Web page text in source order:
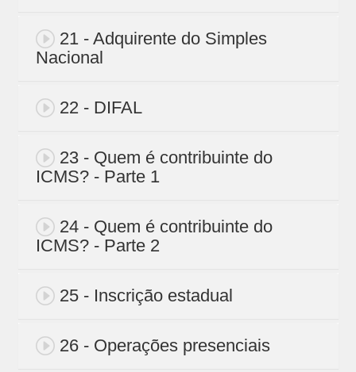
21 - Adquirente do Simples
Nacional
22 - DIFAL
23 - Quem é contribuinte do
ICMS? - Parte 1
24 - Quem é contribuinte do
ICMS? - Parte 2
25 - Inscrição estadual
26 - Operações presenciais